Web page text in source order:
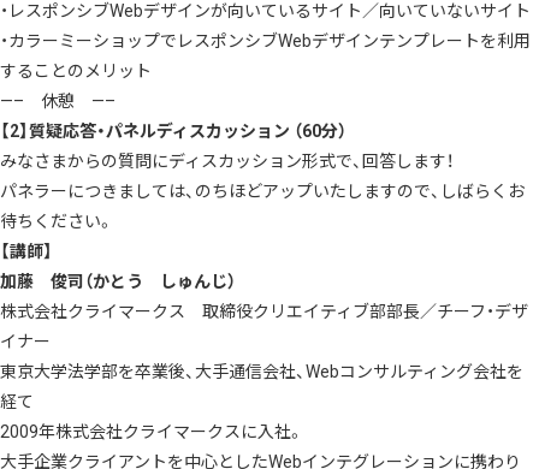
・レスポンシブWebデザインが向いているサイト／向いていないサイト
・カラーミーショップでレスポンシブWebデザインテンプレートを利用
することのメリット
—– 休憩 —–
【2】質疑応答・パネルディスカッション （60分）
みなさまからの質問にディスカッション形式で、回答します！
パネラーにつきましては、のちほどアップいたしますので、しばらくお
待ちください。
【講師】
加藤 俊司（かとう しゅんじ）
株式会社クライマークス 取締役クリエイティブ部部長／チーフ・デザ
イナー
東京大学法学部を卒業後、大手通信会社、Webコンサルティング会社を
経て
2009年株式会社クライマークスに入社。
大手企業クライアントを中心としたWebインテグレーションに携わり